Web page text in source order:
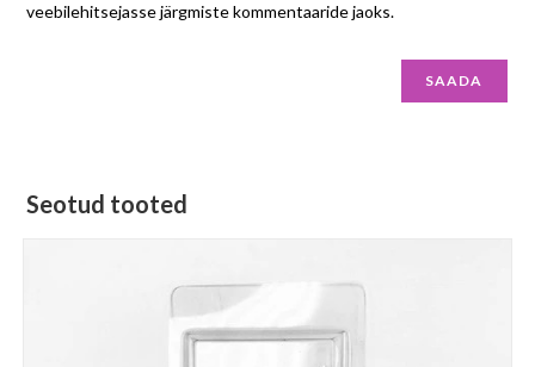
veebilehitsejasse järgmiste kommentaaride jaoks.
Seotud tooted